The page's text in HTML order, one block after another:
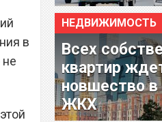
в
НЕДВИЖИМОСТЬ
Всех
квартир
новшество в
ЖКХ